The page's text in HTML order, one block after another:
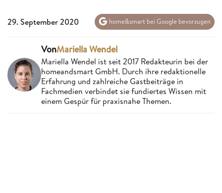
29. September 2020 home&smart bei Google bevorzugen
VonMariella Wendel
Mariella Wendel ist seit 2017 Redakteurin bei der
homeandsmart GmbH. Durch ihre redaktionelle
Erfahrung und zahlreiche Gastbeiträge in
Fachmedien verbindet sie fundiertes Wissen mit
einem Gespür für praxisnahe Themen.